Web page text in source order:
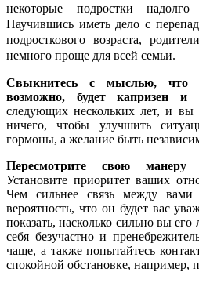
некоторые подростки
Научившись иметь дело с
подросткового возраста,
немного проще для всей семьи.
Свыкнитесь с мыслью, что
возможно, будет капризен и
следующих нескольких лет, и вы
ничего, чтобы улучшить
гормоны, а желание быть
Пересмотрите свою манеру
Установите приоритет ваших
Чем сильнее связь между
вероятность, что он будет вас
показать, насколько сильно вы
себя безучастно и
чаще, а также попытайтесь
спокойной обстановке, например,